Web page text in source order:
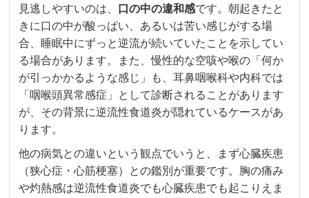
見逃しやすいのは、 口の中の違和感です。朝起きたと
きに口の中が酸っぱい、あるいは苦い感じがする場
合、睡眠中にずっと逆流が続いていたことを示してい
る場合があります。また、慢性的な空咳や喉の「何か
が引っかかるような感じ」も、耳鼻咽喉科や内科では
「咽喉頭異常感症」として診断されることがあります
が、その背景に逆流性食道炎が隠れているケースがあ
ります。
他の病気との違いという観点でいうと、まず心臓疾患
（狭心症・心筋梗塞）との鑑別が重要です。胸の痛み
や灼熱感は逆流性食道炎でも心臓疾患でも起こりえま